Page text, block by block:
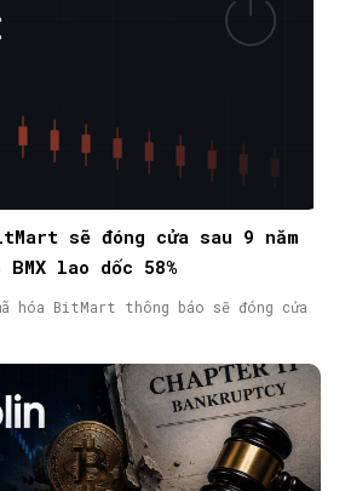
sẽ đóng cửa sau 9 năm
lao dốc 58%
hóa BitMart thông báo sẽ đóng cửa